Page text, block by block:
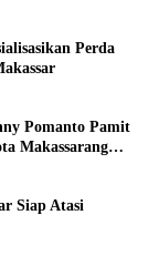
Perda
Pomanto Pamit
Makassarang
Siap Atasi